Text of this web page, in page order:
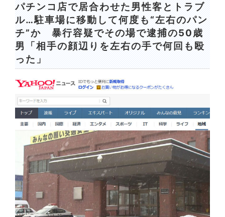
パチンコ店で居合わせた男性客とトラブ
ル…駐車場に移動して何度も“左右のパン
チ”か 暴行容疑でその場で逮捕の50歳
男「相手の顔辺りを左右の手で何回も殴
った」